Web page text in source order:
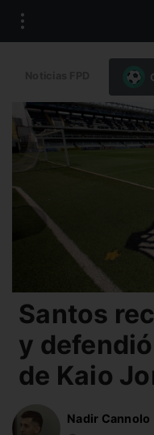
Santos
y
de Kaio
Nadir Cannolo